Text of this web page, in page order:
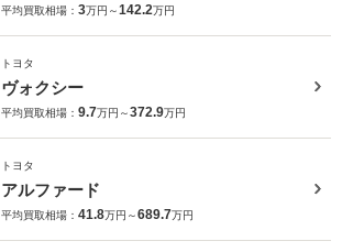
平均買取相場： 3万円～142.2万円
トヨタ
ヴォクシー
平均買取相場： 9.7万円～372.9万円
トヨタ
アルファード
平均買取相場： 41.8万円～689.7万円